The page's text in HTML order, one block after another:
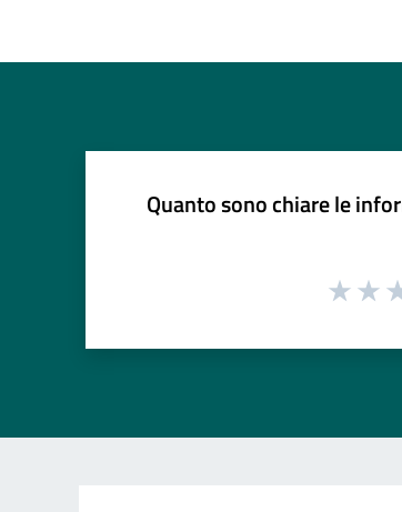
Quanto sono chiare le